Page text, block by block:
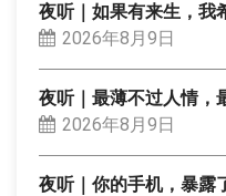
夜听｜如果有来生，我
2026年8月9日
夜听｜最薄不过人情，
2026年8月9日
夜听｜你的手机，暴露